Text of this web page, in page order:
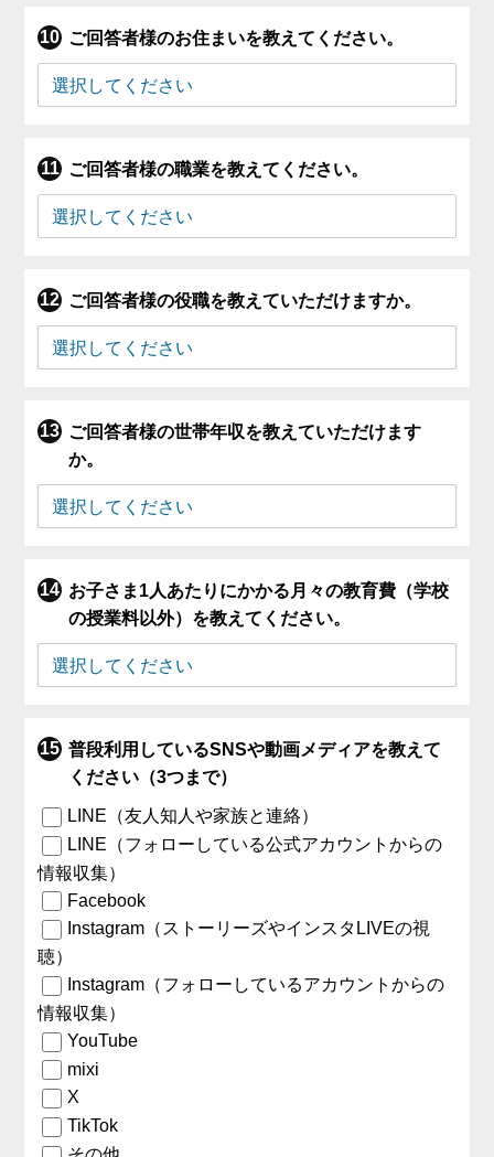
ご回答者様のお住まいを教えてください。
ご回答者様の職業を教えてください。
ご回答者様の役職を教えていただけますか。
ご回答者様の世帯年収を教えていただけます
か。
お子さま1人あたりにかかる月々の教育費（学校
の授業料以外）を教えてください。
普段利用しているSNSや動画メディアを教えて
ください（3つまで）
LINE（友人知人や家族と連絡）
LINE（フォローしている公式アカウントからの
情報収集）
Facebook
Instagram（ストーリーズやインスタLIVEの視
聴）
Instagram（フォローしているアカウントからの
情報収集）
YouTube
mixi
X
TikTok